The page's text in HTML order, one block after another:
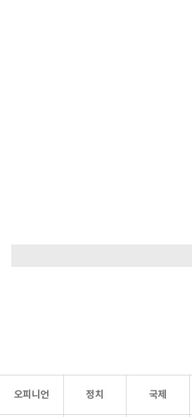
오피니언 정치 국제